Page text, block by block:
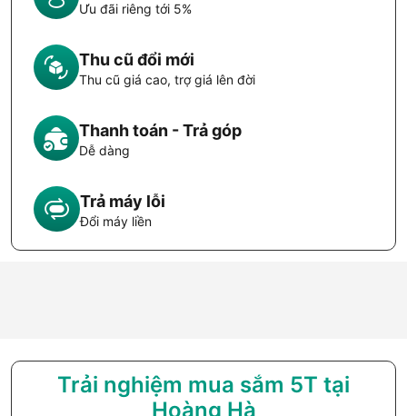
Ưu đãi riêng tới 5%
Thu cũ đổi mới
Thu cũ giá cao, trợ giá lên đời
Thanh toán - Trả góp
Dễ dàng
Trả máy lỗi
Đổi máy liền
Trải nghiệm mua sắm 5T tại
Hoàng Hà